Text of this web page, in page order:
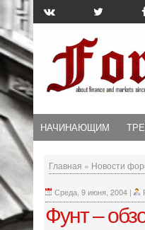
НАЧИНАЮЩИМ
Главная » Новости
Среда, 9 июня, 2004 |
Фунт –